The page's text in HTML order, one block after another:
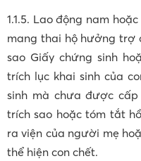
1.1.5. Lao động nam
mang thai hộ hưởng trợ
sao Giấy chứng sinh
trích lục khai sinh của
sinh mà chưa được
trích sao hoặc tóm tắt
ra viện của người mẹ
thể hiện con chết.